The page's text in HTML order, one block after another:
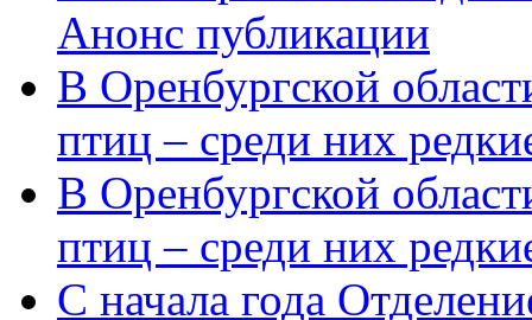
Анонс публикации
В Оренбургской
птиц – среди них
В Оренбургской
птиц – среди них
С начала года